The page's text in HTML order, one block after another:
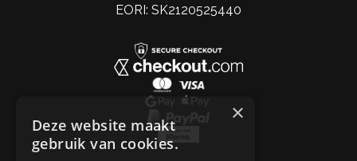
EORI: SK2120525440
×
Deze website maakt
gebruik van cookies.